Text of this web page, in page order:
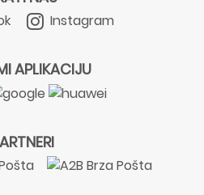
Instagram
APLIKACIJU